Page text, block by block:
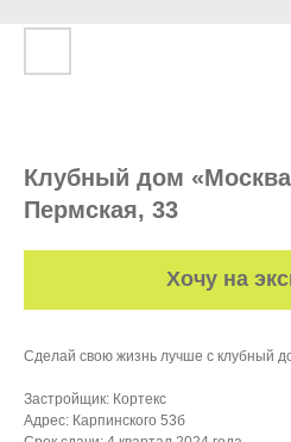
Клубный дом
Пермская, 33
Хочу на
Сделай свою жизнь лучше с клубный
Застройщик: Кортекс
Адрес: Карпинского 53б